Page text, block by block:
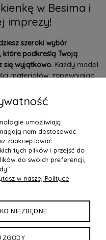
w Besima i
imprezy!
szeroki wybór
które podkreślą Twoją
się wyjątkowo.Każdy model
materiałów, zapewniając
klienta, dzięki czemu
przyjemność!
sukienkę i poczuj się jak
umożliwiają
nam dostosować
zaakceptować
tych plików i przejść do
do swoich preferencji,
w naszej Polityce
NIEZBĘDNE
ZGODY